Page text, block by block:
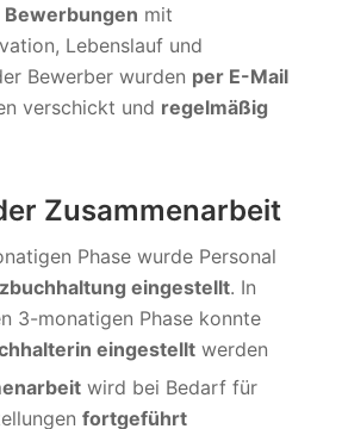
mit
Lebenslauf und
Bewerber wurden per E-Mail
verschickt und regelmäßig
Zusammenarbeit
Phase wurde Personal
eingestellt. In
3-monatigen Phase konnte
eingestelltwerden
wird bei Bedarf für
fortgeführt